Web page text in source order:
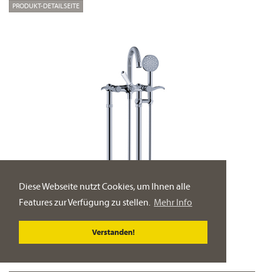
Diese Webseite nutzt Cookies, um Ihnen alle
Features zur Verfügung zu stellen. Mehr Info
Verstanden!
PRODUKT-DETAILSEITE